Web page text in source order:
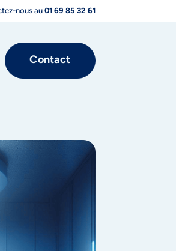
nous au 01 69 85 32 61
Contact